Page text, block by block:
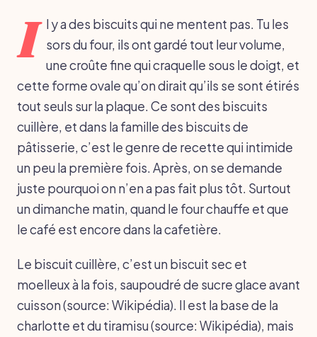
I l y a des biscuits qui ne mentent pas. Tu les
sors du four, ils ont gardé tout leur volume,
une croûte fine qui craquelle sous le doigt, et
cette forme ovale qu’on dirait qu’ils se sont étirés
tout seuls sur la plaque. Ce sont des biscuits
cuillère, et dans la famille des biscuits de
pâtisserie, c’est le genre de recette qui intimide
un peu la première fois. Après, on se demande
juste pourquoi on n’en a pas fait plus tôt. Surtout
un dimanche matin, quand le four chauffe et que
le café est encore dans la cafetière.
Le biscuit cuillère, c’est un biscuit sec et
moelleux à la fois, saupoudré de sucre glace avant
cuisson (source: Wikipédia). Il est la base de la
charlotte et du tiramisu (source: Wikipédia), mais